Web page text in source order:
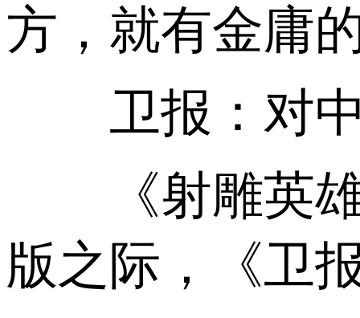
方，就有金庸
卫报：对中
《射雕英雄
版之际，《卫